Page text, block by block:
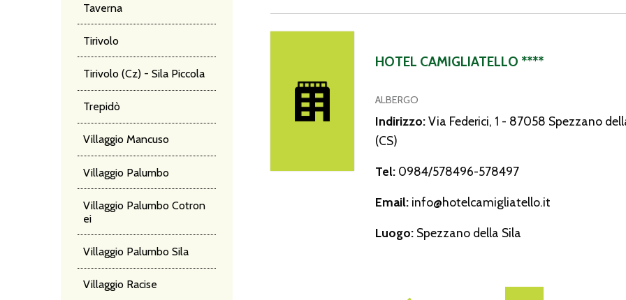
Taverna
Tirivolo
Tirivolo (Cz) - Sila Piccola
Trepidò
Villaggio Mancuso
Villaggio Palumbo
Villaggio Palumbo Cotron
ei
Villaggio Palumbo Sila
Villaggio Racise
HOTEL CAMIGLIATELLO ****
ALBERGO
Indirizzo:Via Federici, 1 - 87058 Spezzano
(CS)
Tel: 0984/578496-578497
Email: info@hotelcamigliatello.it
Luogo: Spezzano della Sila